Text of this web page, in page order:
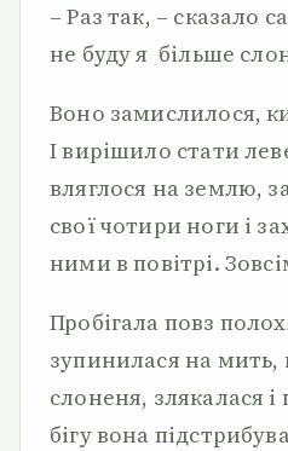
– Раз так, – сказало
не буду я більше
Воно замислилося,
І вирішило стати
вляглося на землю,
свої чотири ноги і
ними в повітрі.
Пробігала повз
зупинилася на мить,
слоненя, злякалася
бігу вона